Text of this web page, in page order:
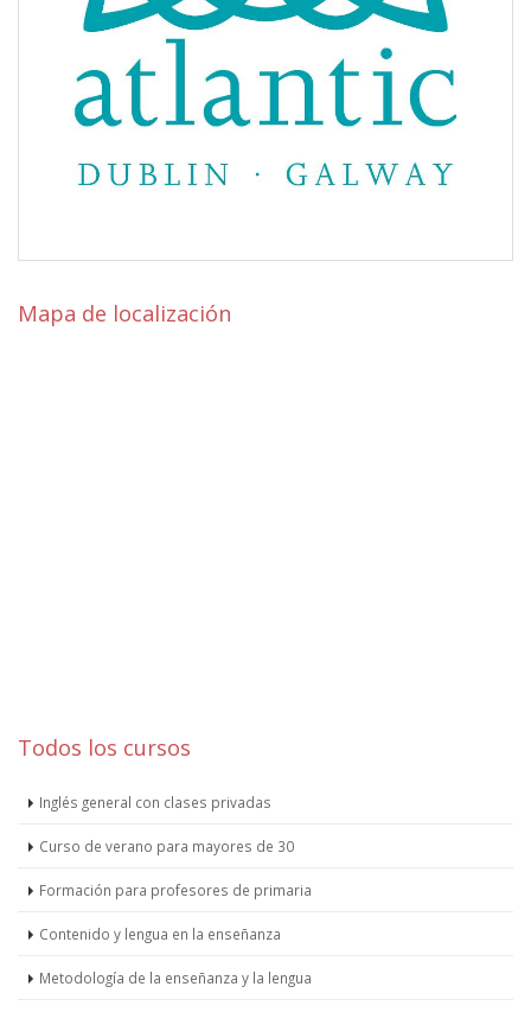
Mapa de localización
Todos los cursos
Inglés general con clases privadas
Curso de verano para mayores de 30
Formación para profesores de primaria
Contenido y lengua en la enseñanza
Metodología de la enseñanza y la lengua